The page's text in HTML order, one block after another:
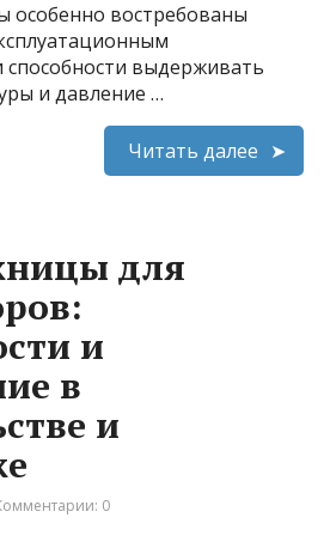
особенно востребованы
способности выдерживать
и давление …
Читать далее
для
и
в
и
0